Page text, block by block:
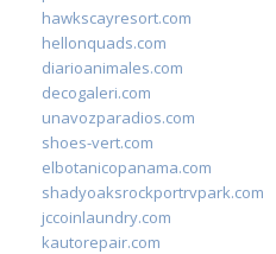
hawkscayresort.com
hellonquads.com
diarioanimales.com
decogaleri.com
unavozparadios.com
shoes-vert.com
elbotanicopanama.com
shadyoaksrockportrvpark.com
jccoinlaundry.com
kautorepair.com